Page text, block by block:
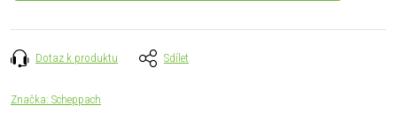
Dotaz k produktu Sdílet
Značka: Scheppach